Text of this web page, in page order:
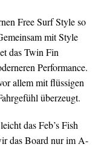
Free Surf Style so
mit Style
das Twin Fin
Performance.
allem mit flüssigen
überzeugt.
das Feb’s Fish
das Board nur im A-